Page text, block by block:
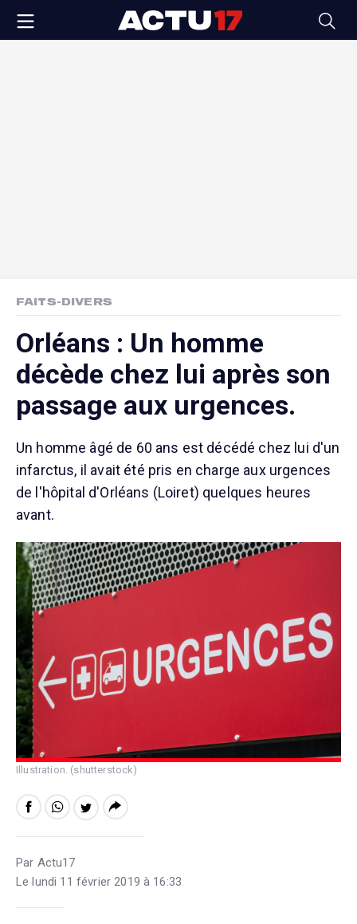
FAITS-DIVERS
Orléans : Un homme
décède chez lui après son
passage aux urgences.
Un homme âgé de 60 ans est décédé chez lui d'un
infarctus, il avait été pris en charge aux urgences
de l'hôpital d'Orléans (Loiret) quelques heures
avant.
Illustration. (shutterstock)
Par Actu17
Le lundi 11 février 2019 à 16:33